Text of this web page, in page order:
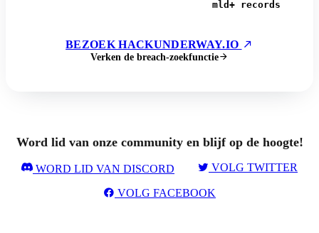
mld+ records
BEZOEK HACKUNDERWAY.IO
Verken de breach-zoekfunctie
Word lid van onze community en blijf op de hoogte!
WORD LID VAN DISCORD VOLG TWITTER
VOLG FACEBOOK